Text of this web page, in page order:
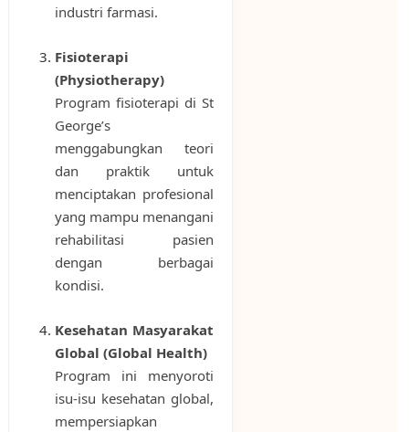
industri farmasi.
Fisioterapi
(Physiotherapy)
Program fisioterapi di St
George’s
menggabungkan teori
dan praktik untuk
menciptakan profesional
yang mampu menangani
rehabilitasi pasien
dengan berbagai
kondisi.
Kesehatan Masyarakat
Global (Global Health)
Program ini menyoroti
isu-isu kesehatan global,
mempersiapkan